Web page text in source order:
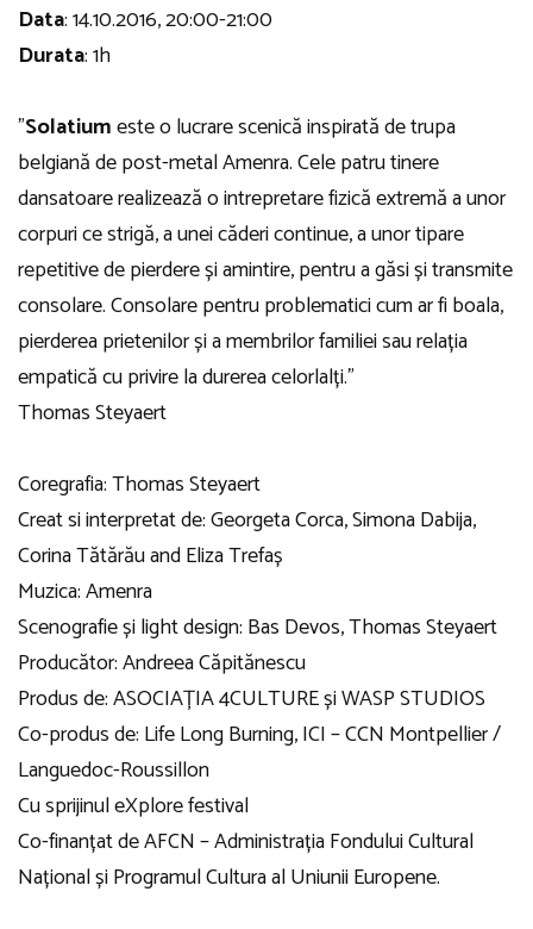
Data: 14.10.2016, 20:00-21:00
Durata: 1h
”Solatiumeste o lucrare scenică inspirată de trupa
belgiană de post-metal Amenra. Cele patru tinere
dansatoare realizează o intrepretare fizică extremă a unor
corpuri ce strigă, a unei căderi continue, a unor tipare
repetitive de pierdere și amintire, pentru a găsi și transmite
consolare. Consolare pentru problematici cum ar fi boala,
pierderea prietenilor și a membrilor familiei sau relația
empatică cu privire la durerea celorlalți.”
Thomas Steyaert
Coregrafia: Thomas Steyaert
Creat si interpretat de: Georgeta Corca, Simona Dabija,
Corina Tătărău and Eliza Trefaș
Muzica: Amenra
Scenografie și light design: Bas Devos, Thomas Steyaert
Producător: Andreea Căpitănescu
Produs de: ASOCIAȚIA 4CULTURE și WASP STUDIOS
Co-produs de: Life Long Burning, ICI – CCN Montpellier /
Languedoc-Roussillon
Cu sprijinul eXplore festival
Co-finanțat de AFCN – Administrația Fondului Cultural
Național și Programul Cultura al Uniunii Europene.